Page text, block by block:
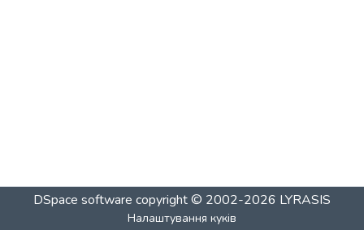
DSpace software copyright © 2002-2026 LYRASIS
Налаштування куків